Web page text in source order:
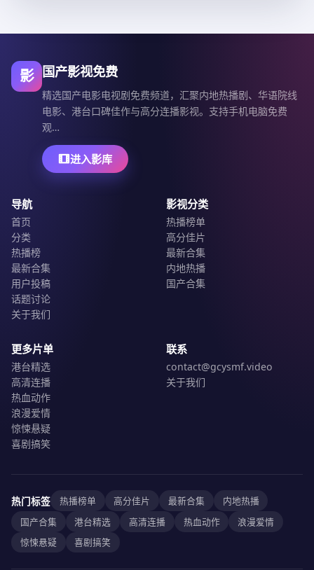
影 国产影视免费
精选国产电影电视剧免费频道，汇聚内地热播剧、华语院线
电影、港台口碑佳作与高分连播影视。支持手机电脑免费
观…
进入影库
导航
首页
分类
热播榜
最新合集
用户投稿
话题讨论
关于我们
影视分类
热播榜单
高分佳片
最新合集
内地热播
国产合集
更多片单
港台精选
高清连播
热血动作
浪漫爱情
惊悚悬疑
喜剧搞笑
联系
contact@gcysmf.video
关于我们
热门标签 热播榜单 高分佳片 最新合集
内地热播
国产合集
港台精选 高清连播 热血动作
浪漫爱情
惊悚悬疑
喜剧搞笑